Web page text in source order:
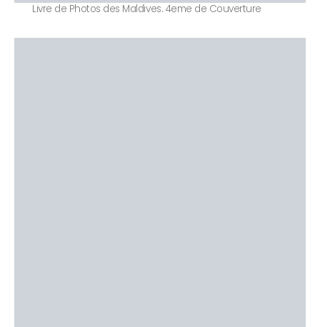
Livre de Photos des Maldives. 4eme de Couverture